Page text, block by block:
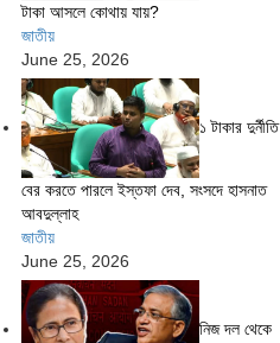
টাকা আসলে কোথায় যায়?
জাতীয়
June 25, 2026
১ টাকার দুর্নীতি
বের করতে পারলে ইস্তফা দেব, সংসদে হাসনাত
আবদুল্লাহ
জাতীয়
June 25, 2026
নিজ দল থেকে